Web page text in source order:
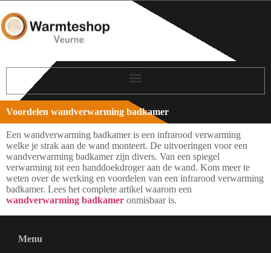
Voordelen wandverwarming badkamer
Een wandverwarming badkamer is een infrarood verwarming
welke je strak aan de wand monteert. De uitvoeringen voor een
wandverwarming badkamer zijn divers. Van een spiegel
verwarming tot een handdoekdroger aan de wand. Kom meer te
weten over de werking en voordelen van een infrarood verwarming
badkamer. Lees het complete artikel waarom een
wandverwarming badkamer onmisbaar is.
Menu